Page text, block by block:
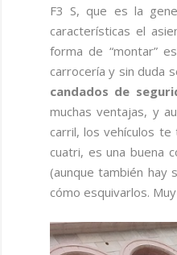
F3 S, que es la
características el
forma de “montar”
carrocería y sin duda
candados de
muchas ventajas, y
carril, los vehículos
cuatri, es una buena
(aunque también hay
cómo esquivarlos.